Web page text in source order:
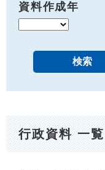
資料作成年
行政資料 一覧